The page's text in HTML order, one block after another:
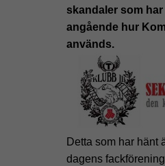
skandaler som
angående hur
används.
Detta som har hänt
dagens